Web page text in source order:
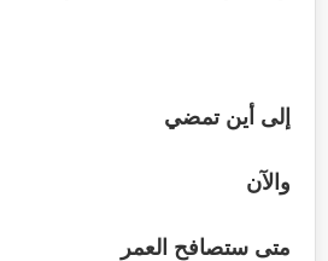
إلى أين تمضي
والآن
متى ستصافح العمر